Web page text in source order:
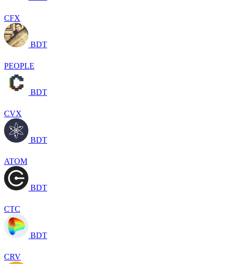
CFX
BDT
PEOPLE
BDT
CVX
BDT
ATOM
BDT
CTC
BDT
CRV